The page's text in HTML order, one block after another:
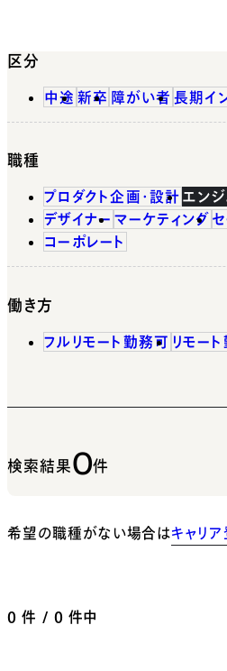
区分
中途 新卒 障がい者 長期イ
職種
プロダクト企画・設計 エン
デザイナー マーケティング
コーポレート
働き方
フルリモート勤務可 リモー
検索結果0件
希望の職種がない場合はキャリ
0 件 / 0 件中